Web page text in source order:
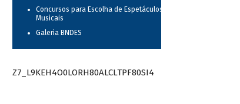
Concursos para Escolha de Espetáculos
Musicais
Galeria BNDES
Z7_L9KEH4O0LORH80ALCLTPF80SI4